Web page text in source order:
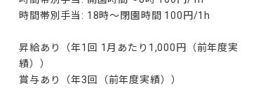
時間帯別手当: 18時～閉園時間 100円/1h
昇給あり（年1回 1月あたり1,000円（前年度実
績））
賞与あり（年3回（前年度実績））